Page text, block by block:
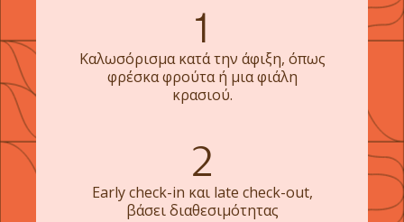
1
Καλωσόρισμα κατά την άφιξη, όπως
φρέσκα φρούτα ή μια φιάλη
κρασιού.
2
Εarly check-in και late check-out,
βάσει διαθεσιμότητας